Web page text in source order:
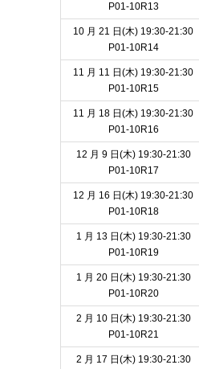
P01-10R13
10 月 21 日(木) 19:30-21:30
P01-10R14
11 月 11 日(木) 19:30-21:30
P01-10R15
11 月 18 日(木) 19:30-21:30
P01-10R16
12 月 9 日(木) 19:30-21:30
P01-10R17
12 月 16 日(木) 19:30-21:30
P01-10R18
1 月 13 日(木) 19:30-21:30
P01-10R19
1 月 20 日(木) 19:30-21:30
P01-10R20
2 月 10 日(木) 19:30-21:30
P01-10R21
2 月 17 日(木) 19:30-21:30